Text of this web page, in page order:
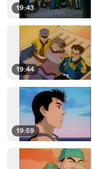
19:43
19:44
19:59